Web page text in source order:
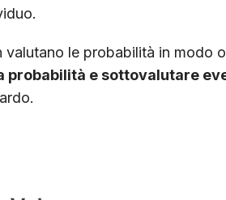
le probabilità in modo
probabilità e sottovalutare